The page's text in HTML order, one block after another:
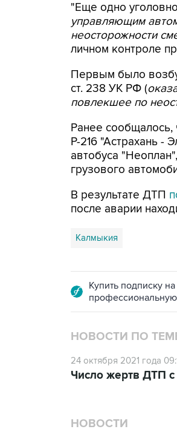
"Еще одно
управляющим
неосторожности
личном контроле
Первым было
ст. 238 УК РФ (
повлекшее по
Ранее сообщалось,
Р-216 "Астрахань -
автобуса
грузового
В результате ДТП
после аварии
Калмыкия
Купить подписку на
НОВОСТИ ПО
24 октября 2021 года
Число жертв ДТП
НОВОСТИ